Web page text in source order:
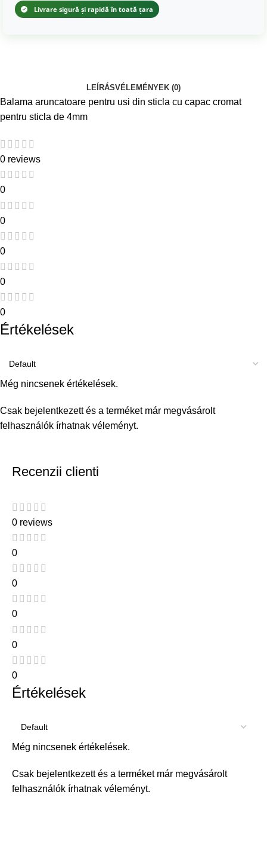
Livrare sigură și rapidă în toată țara
LEÍRÁSVÉLEMÉNYEK (0)
Balama aruncatoare pentru usi din sticla cu capac cromat
pentru sticla de 4mm
0 reviews
0
0
0
0
0
Értékelések
Még nincsenek értékelések.
Csak bejelentkezett és a terméket már megvásárolt
felhasználók írhatnak véleményt.
Recenzii clienti
0 reviews
0
0
0
0
0
Értékelések
Még nincsenek értékelések.
Csak bejelentkezett és a terméket már megvásárolt
felhasználók írhatnak véleményt.